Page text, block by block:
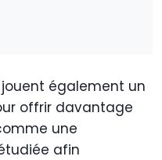
également un
offrir davantage
une
afin